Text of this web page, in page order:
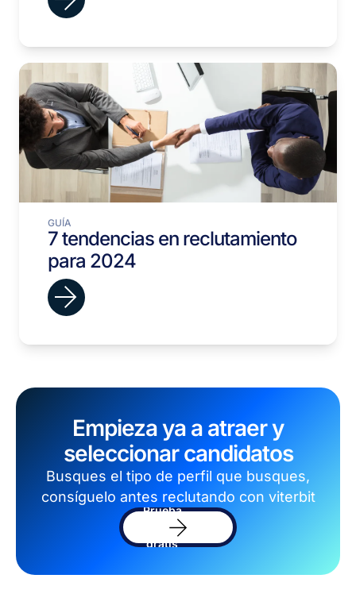
GUÍA
7 tendencias en reclutamiento
para 2024
Empieza ya a atraer y
seleccionar candidatos
Busques el tipo de perfil que busques,
consíguelo antes reclutando con viterbit
Prueba
software
gratis